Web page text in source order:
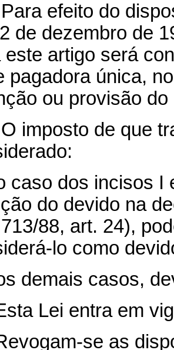
Para efeito do
de dezembro de
este artigo será
pagadora única,
ou provisão do
O imposto de que
caso dos incisos I
do devido na
88, art. 24),
lo como
demais casos,
Lei entra em
se as